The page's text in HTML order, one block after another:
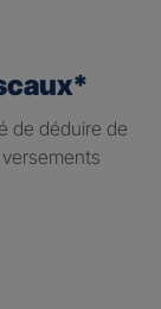
de déduire de